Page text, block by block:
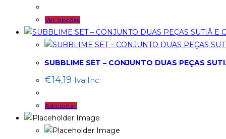
Ver opções
product
has
variants.
The
be
chosen
SUBBLIME SET – CONJUNTO DUAS PEÇAS
€14,19 Iva Inc.
Adicionar